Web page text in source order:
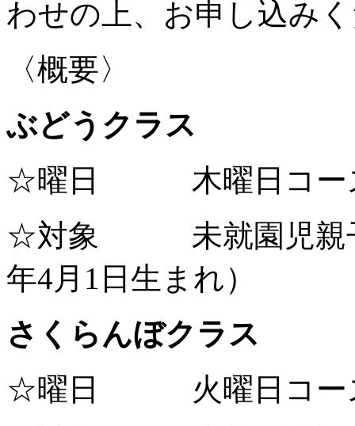
わせの上、お申し込み
〈概要〉
ぶどうクラス
☆曜日 木曜日コー
☆対象 未就園児親子
年4月1日生まれ）
さくらんぼクラス
☆曜日 火曜日コー